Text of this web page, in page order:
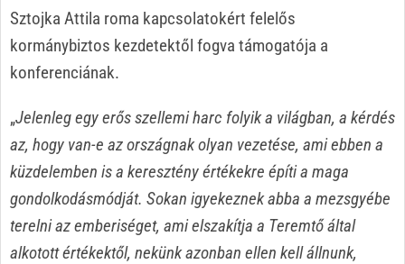
Sztojka Attila roma kapcsolatokért felelős
kormánybiztos kezdetektől fogva támogatója a
konferenciának.
„Jelenleg egy erős szellemi harc folyik a világban, a kérdés
az, hogy van-e az országnak olyan vezetése, ami ebben a
küzdelemben is a keresztény értékekre építi a maga
gondolkodásmódját. Sokan igyekeznek abba a mezsgyébe
terelni az emberiséget, ami elszakítja a Teremtő által
alkotott értékektől, nekünk azonban ellen kell állnunk,